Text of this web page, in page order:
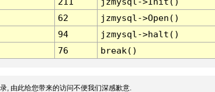
62
jzmysql->Open()
94
jzmysql->halt()
76 break()
, 由此给您带来的访问不便我们深感歉意.